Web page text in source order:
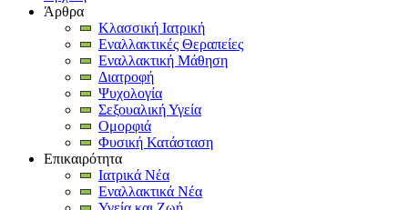
Άρθρα
Κλασσική Ιατρική
Εναλλακτικές Θεραπείες
Εναλλακτική Μάθηση
Διατροφή
Ψυχολογία
Σεξουαλική Υγεία
Ομορφιά
Φυσική Κατάσταση
Επικαιρότητα
Ιατρικά Νέα
Εναλλακτικά Νέα